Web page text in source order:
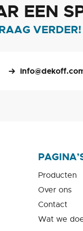
EEN
VERDER!
Producten
Over ons
Contact
Wat we